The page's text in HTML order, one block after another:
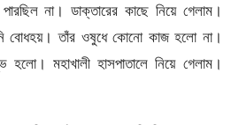
না। ডাক্তারের কাছে নিয়ে গেলাম।
বোধহয়। তাঁর ওষুধে কোনো কাজ হলো না।
মহাখালী হাসপাতালে নিয়ে গেলাম।